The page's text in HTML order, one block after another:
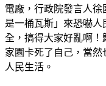
電廠，行政院發言人
是一桶瓦斯」來恐嚇
全，搞得大家好亂啊！
家園卡死了自己，當然
人民生活。